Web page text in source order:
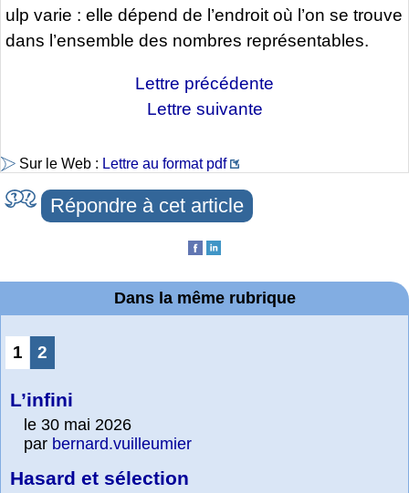
ulp varie : elle dépend de l’endroit où l’on se trouve
dans l’ensemble des nombres représentables.
Lettre précédente
Lettre suivante
Sur le Web : Lettre au format pdf
Répondre à cet article
Dans la même rubrique
1 2
L’infini
le 30 mai 2026
par bernard.vuilleumier
Hasard et sélection